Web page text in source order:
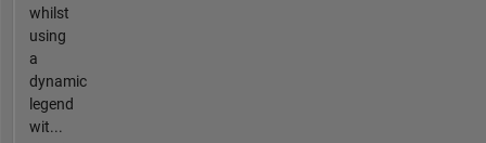
whilst
using
a
dynamic
legend
wit...